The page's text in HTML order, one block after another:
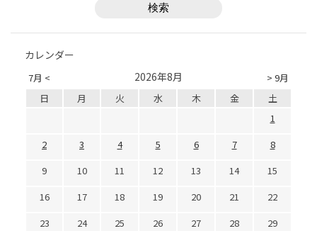
カレンダー
7月 < > 9月
2026年8月
日 月 火 水 木 金
土
1
2
3 4 5 6 7
8
9
10 11 12 13 14
15
16
17 18 19 20 21
22
23
24 25 26 27 28
29